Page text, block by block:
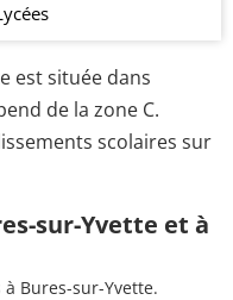
est située dans
de la zone C.
scolaires sur
sur-Yvette et à
Bures-sur-Yvette.